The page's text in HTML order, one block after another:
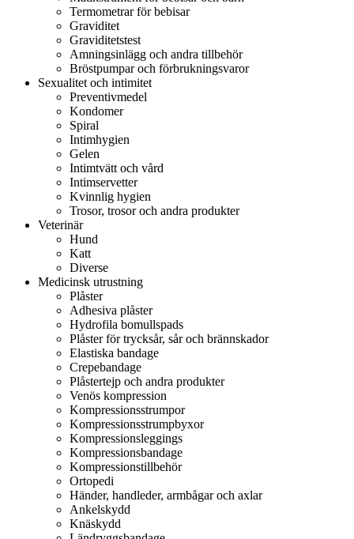
Termometrar för bebisar
Graviditet
Graviditetstest
Amningsinlägg och andra tillbehör
Bröstpumpar och förbrukningsvaror
Sexualitet och intimitet
Preventivmedel
Kondomer
Spiral
Intimhygien
Gelen
Intimtvätt och vård
Intimservetter
Kvinnlig hygien
Trosor, trosor och andra produkter
Veterinär
Hund
Katt
Diverse
Medicinsk utrustning
Plåster
Adhesiva plåster
Hydrofila bomullspads
Plåster för trycksår, sår och brännskador
Elastiska bandage
Crepebandage
Plåstertejp och andra produkter
Venös kompression
Kompressionsstrumpor
Kompressionsstrumpbyxor
Kompressionsleggings
Kompressionsbandage
Kompressionstillbehör
Ortopedi
Händer, handleder, armbågar och axlar
Ankelskydd
Knäskydd